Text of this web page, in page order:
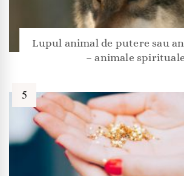
Lupul animal de putere sau
– animale spirituale